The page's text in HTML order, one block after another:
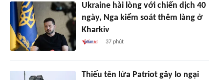
Ukraine hài lòng với chiến dịch 40
ngày, Nga kiểm soát thêm làng ở
Kharkiv
37 phút
Thiếu tên lửa Patriot gây lo ngại